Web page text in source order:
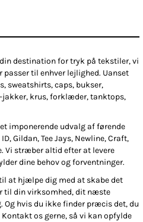
destination for tryk på tekstiler, vi
passer til enhver lejlighed. Uanset
sweatshirts, caps, bukser,
jakker, krus, forklæder, tanktops,
imponerende udvalg af førende
Gildan, Tee Jays, Newline, Craft,
Vi stræber altid efter at levere
dine behov og forventninger.
at hjælpe dig med at skabe det
til din virksomhed, dit næste
Og hvis du ikke finder præcis det, du
os gerne, så vi kan opfylde